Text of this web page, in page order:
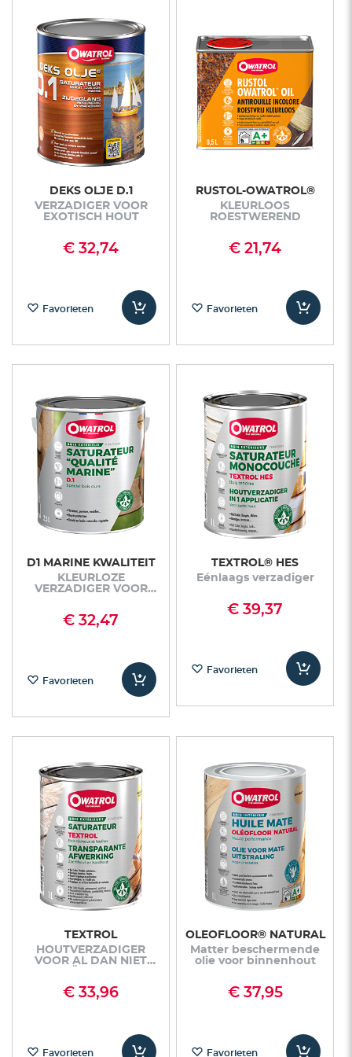
DEKS OLJE D.1
VERZADIGER VOOR
EXOTISCH HOUT
€ 32,74
Favorieten
RUSTOL-OWATROL®
KLEURLOOS
ROESTWEREND
€ 21,74
Favorieten
D1 MARINE KWALITEIT
KLEURLOZE
VERZADIGER VOOR
€ 32,47
Favorieten
TEXTROL® HES
Eénlaags verzadiger
€ 39,37
Favorieten
TEXTROL
HOUTVERZADIGER
VOOR AL DAN NIET
BUITENTOEPASSINGEN
€ 33,96
Favorieten
OLEOFLOOR® NATURAL
Matter beschermende
olie voor binnenhout
€ 37,95
Favorieten